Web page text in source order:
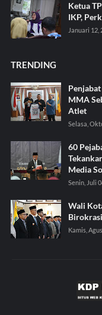
Ketua
IKP,
Januari 12,
TRENDING
MMA
Atlet
Selasa,
60
Media
Senin, Juli
Wali
Kamis,